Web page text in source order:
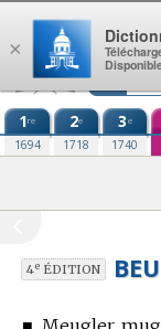
Aller au contenu
1re
1694
2e
1718
3e
1740
4eÉDITION
×